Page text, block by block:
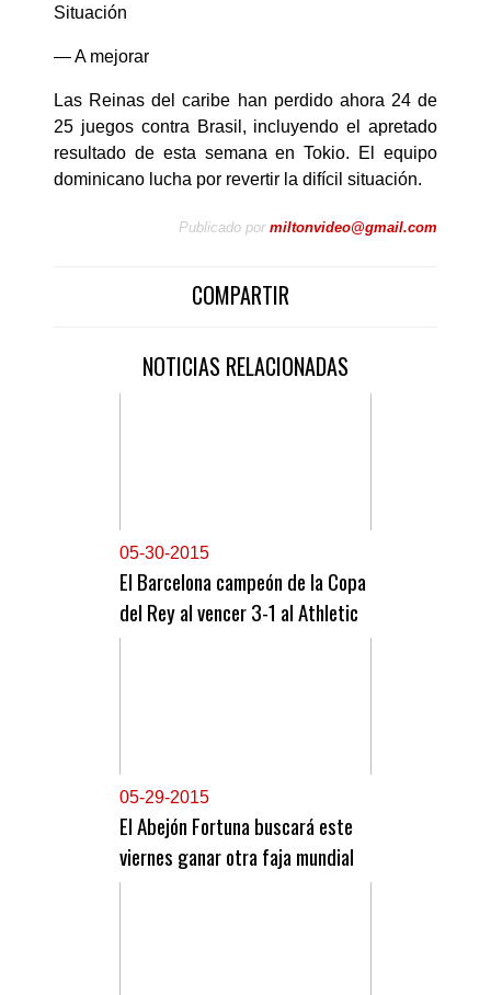
Situación
— A mejorar
Las Reinas del caribe han perdido ahora 24 de
25 juegos contra Brasil, incluyendo el apretado
resultado de esta semana en Tokio. El equipo
dominicano lucha por revertir la difícil situación.
Publicado por miltonvideo@gmail.com
COMPARTIR
NOTICIAS RELACIONADAS
05-30-2015
El Barcelona campeón de la Copa
del Rey al vencer 3-1 al Athletic
05-29-2015
El Abejón Fortuna buscará este
viernes ganar otra faja mundial